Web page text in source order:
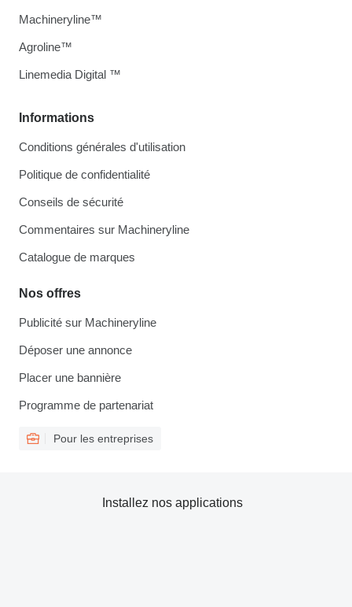
Informations
Conditions générales d'utilisation
Politique de confidentialité
Conseils de sécurité
Commentaires sur Machineryline
Catalogue de marques
Nos offres
Publicité sur Machineryline
Déposer une annonce
Placer une bannière
Programme de partenariat
Pour les entreprises
Machineryline™
Agroline™
Linemedia Digital ™
Installez nos applications